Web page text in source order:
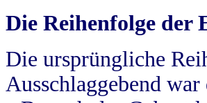
Die Reihenfolge der
Die ursprüngliche
Ausschlaggebend